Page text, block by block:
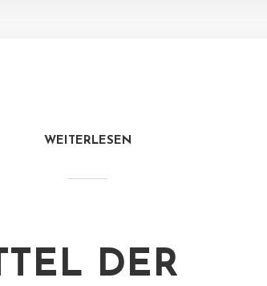
WEITERLESEN
DER